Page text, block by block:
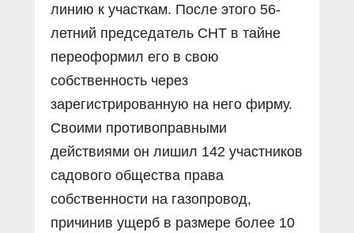
линию к участкам. После этого 56-
летний председатель СНТ в тайне
переоформил его в свою
собственность через
зарегистрированную на него фирму.
Своими противоправными
действиями он лишил 142 участников
садового общества права
собственности на газопровод,
причинив ущерб в размере более 10